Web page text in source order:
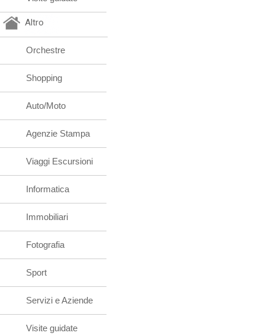
Altro
Orchestre
Shopping
Auto/Moto
Agenzie Stampa
Viaggi Escursioni
Informatica
Immobiliari
Fotografia
Sport
Servizi e Aziende
Visite guidate